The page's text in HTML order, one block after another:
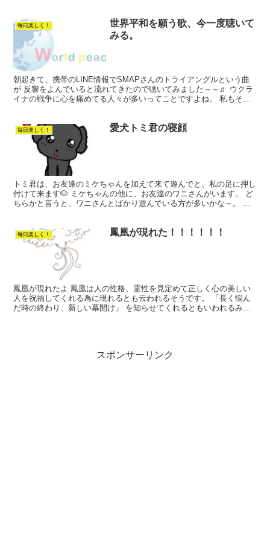
毎日楽しく！
世界平和を願う歌、今一度聴いて
みる。
朝起きて、携帯のLINE情報でSMAPさんのトライアングルという曲
が 反響をよんでいると流れてきたので聴いてみました～～♬ ウクラ
イナの戦争に心を痛めてる人々が多いってことですよね。 私もそう
毎日楽しく！ 愛犬トミ君の寝顔
トミ君は、お友達のミケちゃんを加えて来て遊んでと、私の足に押し
付けて来ます🐶 ミケちゃんの他に、お友達のワニさんがいます。 ど
ちらかと言うと、ワニさんとばかり遊んでいる方が多いかな～。 私
毎日楽しく！ 鳳凰が現れた！！！！！！
鳳凰が現れたよ 鳳凰は人の性格、霊性を見定めて正しく心の美しい
人を祝福してくれる為に現れるとも云われるそうです。 「長く悩ん
だ時の終わり、新しい幕開け」 を知らせてくれるともいわれるみた
スポンサーリンク